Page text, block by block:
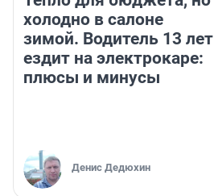
холодно в салоне
зимой. Водитель 13 лет
ездит на электрокаре:
плюсы и минусы
Денис Дедюхин